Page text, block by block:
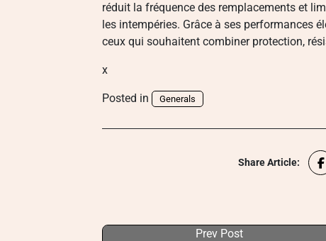
réduit la fréquence des remplacements et
les intempéries. Grâce à ses performances
ceux qui souhaitent combiner protection,
x
Posted in Generals
Share Article:
Prev Post